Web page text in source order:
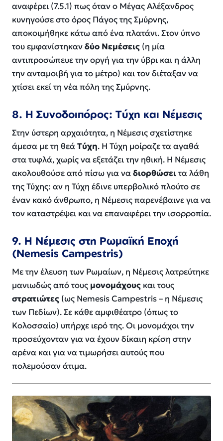
αναφέρει (7.5.1) πως όταν ο Μέγας Αλέξανδρος
κυνηγούσε στο όρος Πάγος της Σμύρνης,
αποκοιμήθηκε κάτω από ένα πλατάνι. Στον ύπνο
του εμφανίστηκανδύο Νεμέσεις (η μία
αντιπροσώπευε την οργή για την ύβρι και η άλλη
την ανταμοιβή για το μέτρο) και τον διέταξαν να
χτίσει εκεί τη νέα πόλη της Σμύρνης.
8. Η Συνοδοιπόρος: Τύχη και Νέμεσις
Στην ύστερη αρχαιότητα, η Νέμεσις σχετίστηκε
άμεσα με τη θεάΤύχη. Η Τύχη μοίραζε τα αγαθά
στα τυφλά, χωρίς να εξετάζει την ηθική. Η Νέμεσις
ακολουθούσε από πίσω για ναδιορθώσειτα λάθη
της Τύχης: αν η Τύχη έδινε υπερβολικό πλούτο σε
έναν κακό άνθρωπο, η Νέμεσις παρενέβαινε για να
τον καταστρέψει και να επαναφέρει την ισορροπία.
9. Η Νέμεσις στη Ρωμαϊκή Εποχή
(Nemesis Campestris)
Με την έλευση των Ρωμαίων, η Νέμεσις λατρεύτηκε
μανιωδώς από τους μονομάχους και τους
στρατιώτες (ως Nemesis Campestris– η Νέμεσις
των Πεδίων). Σε κάθε αμφιθέατρο (όπως το
Κολοσσαίο) υπήρχε ιερό της. Οι μονομάχοι την
προσεύχονταν για να έχουν δίκαιη κρίση στην
αρένα και για να τιμωρήσει αυτούς που
πολεμούσαν άτιμα.